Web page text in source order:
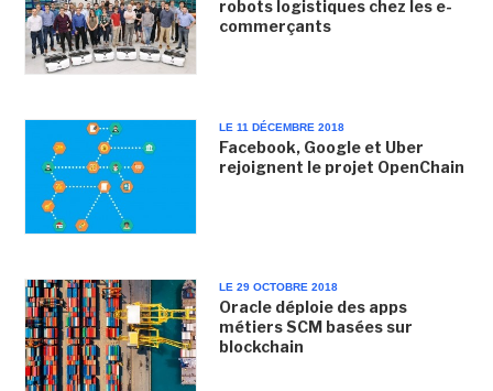
robots logistiques chez les e-
commerçants
LE 11 DÉCEMBRE 2018
Facebook, Google et Uber
rejoignent le projet OpenChain
LE 29 OCTOBRE 2018
Oracle déploie des apps
métiers SCM basées sur
blockchain